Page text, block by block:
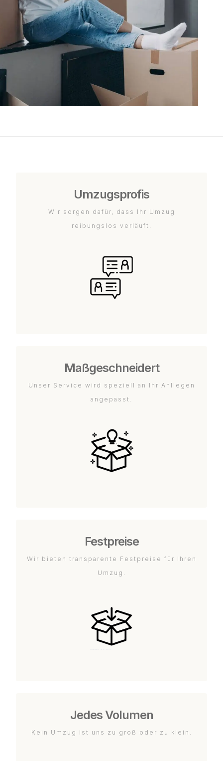
Umzugsprofis
Wir sorgen dafür, dass Ihr Umzug
reibungslos verläuft.
Maßgeschneidert
Unser Service wird speziell an Ihr Anliegen
angepasst.
Festpreise
Wir bieten transparente Festpreise für Ihren
Umzug.
Jedes Volumen
Kein Umzug ist uns zu groß oder zu klein.